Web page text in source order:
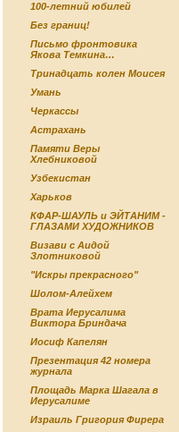
100-летний юбилей
Без границ!
Письмо фронтовика
Якова Темкина…
Тринадцать колен Моисея
Умань
Черкассы
Астрахань
Памяти Веры
Хлебниковой
Узбекистан
Харьков
КФАР-ШАУЛЬ и ЭЙТАНИМ -
ГЛАЗАМИ ХУДОЖНИКОВ
Визави с Аидой
Злотниковой
"Искры прекрасного"
Шолом-Алейхем
Врата Иерусалима
Виктора Бриндача
Иосиф Капелян
Презентация 42 номера
журнала
Площадь Марка Шагала в
Иерусалиме
Израиль Григория Фирера